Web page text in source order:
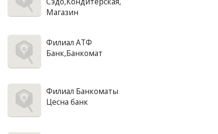
Магазин
Филиал АТФ
Банк,Банкомат
Филиал Банкоматы
Цесна банк